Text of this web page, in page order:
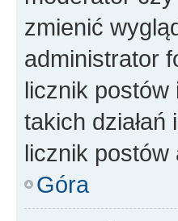
zmienić
administrator
licznik
takich
licznik
Góra